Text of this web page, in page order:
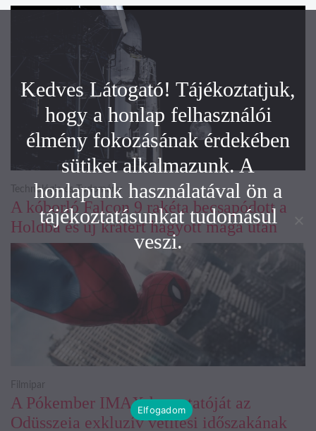
A kóborló Falcon 9 rakéta becsapódott a
Holdba és új krátert hagyott maga után
Technológia és Tudomány
A Pókember IMAX-bemutatóját az
Odüsszeia exkluzív vetítési időszakának
Filmipar
Kedves Látogató! Tájékoztatjuk,
hogy a honlap felhasználói
élmény fokozásának érdekében
sütiket alkalmazunk. A
honlapunk használatával ön a
tájékoztatásunkat tudomásul
veszi.
Elfogadom